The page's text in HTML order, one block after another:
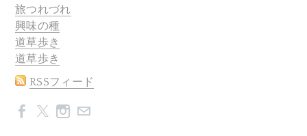
旅つれづれ
興味の種
道草歩き
道草歩き
RSSフィード